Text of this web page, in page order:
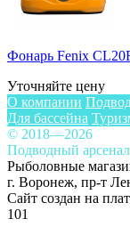
Фонарь Fenix
Уточняйте цену
О компании
Для бассейна
© 2018—2026
Подводный арсенал
Рыболовные
г. Воронеж, пр-т
Сайт создан на
101